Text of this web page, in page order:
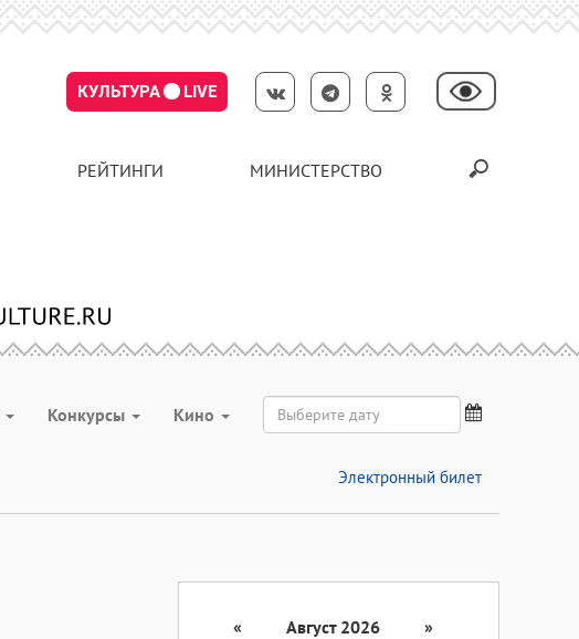
КУЛЬТУРА LIVE
РЕЙТИНГИ МИНИСТЕРСТВО
Конкурсы Кино
Электронный билет
« Август 2026
»